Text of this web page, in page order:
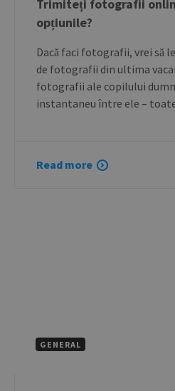
Trimiteți fotografii
opțiunile?
Dacă faci fotografii, vrei să
de fotografii din ultima
fotografii ale copilului
instantaneu între ele –
Read more
GENERAL